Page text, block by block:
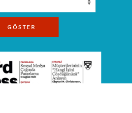
GÖSTER